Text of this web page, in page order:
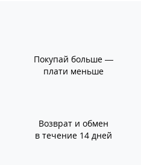
Покупай больше —
плати меньше
Возврат и обмен
в течение 14 дней